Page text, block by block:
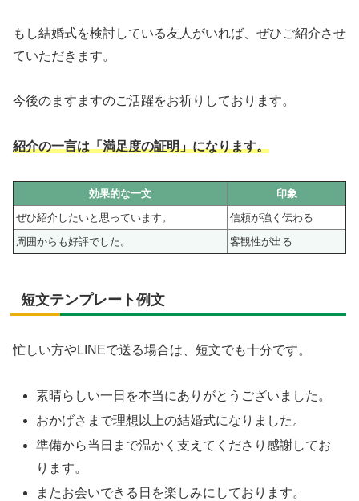
もし結婚式を検討している友人がいれば、ぜひご紹介させ
ていただきます。
今後のますますのご活躍をお祈りしております。
紹介の一言は「満足度の証明」になります。
効果的な一文
印象
ぜひ紹介したいと思っています。
信頼が強く伝わる
周囲からも好評でした。
客観性が出る
短文テンプレート例文
忙しい方やLINEで送る場合は、短文でも十分です。
素晴らしい一日を本当にありがとうございました。
おかげさまで理想以上の結婚式になりました。
準備から当日まで温かく支えてくださり感謝してお
ります。
またお会いできる日を楽しみにしております。